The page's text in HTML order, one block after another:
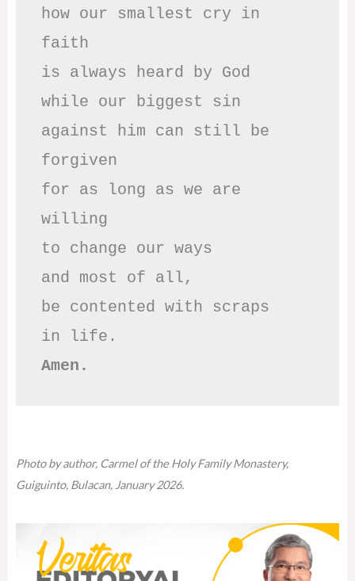
how our smallest cry in
faith
is always heard by God
while our biggest sin
against him can still be
forgiven
for as long as we are
willing
to change our ways
and most of all,
be contented with scraps
Amen.
Photo by author, Carmel of the Holy Family Monastery,
Guiguinto, Bulacan, January 2026.